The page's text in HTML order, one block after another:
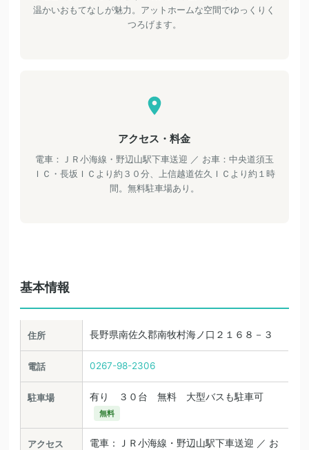
温かいおもてなしが魅力。アットホームな空間でゆっくりく
つろげます。
アクセス・料金
電車：ＪＲ小海線・野辺山駅下車送迎 ／ お車：中央道須玉
ＩＣ・長坂ＩＣより約３０分、上信越道佐久ＩＣより約１時
間。無料駐車場あり。
基本情報
住所 長野県南佐久郡南牧村海ノ口２１６８－３
電話 0267-98-2306
駐車場 有り ３０台 無料 大型バスも駐車可
無料
アクセス
電車：ＪＲ小海線・野辺山駅下車送迎 ／ お